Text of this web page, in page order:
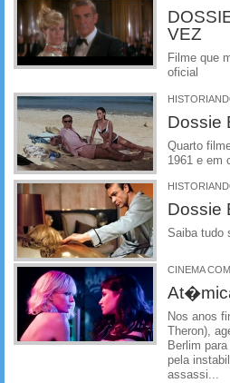
VEZ
Filme que
oficial
Dossie
Quarto
1961 e em
Dossie
Saiba tudo
CINEMA
Nos anos
Theron),
Berlim
pela
assassi...